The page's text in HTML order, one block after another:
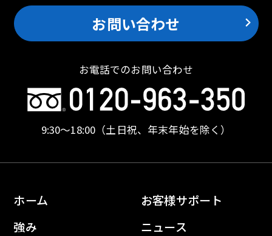
お問い合わせ
お電話でのお問い合わせ
9:30〜18:00 （土日祝、年末年始を除く）
ホーム
強み
お客様サポート
ニュース